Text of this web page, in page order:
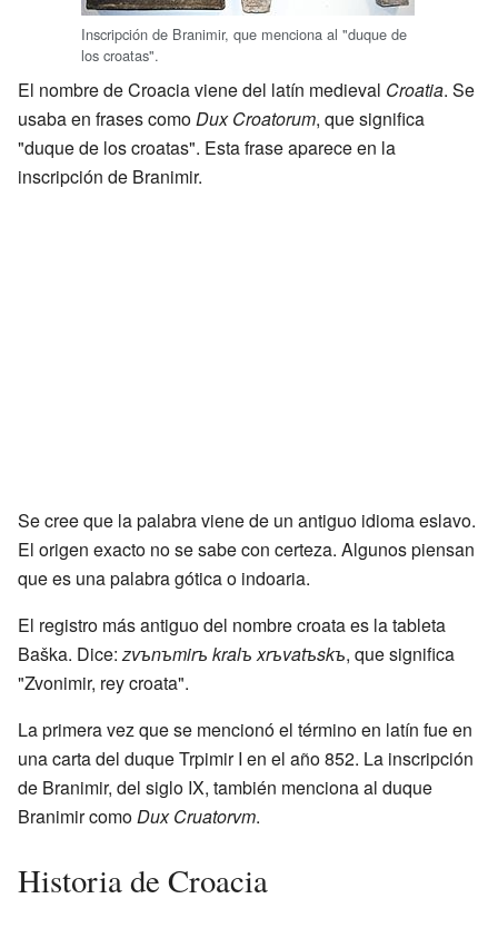
Inscripción de Branimir, que menciona al "duque de
los croatas".
El nombre de Croacia viene del latín medieval Croatia. Se
usaba en frases comoDux Croatorum, que significa
"duque de los croatas". Esta frase aparece en la
inscripción de Branimir.
Se cree que la palabra viene de un antiguo idioma eslavo.
El origen exacto no se sabe con certeza. Algunos piensan
que es una palabra gótica o indoaria.
El registro más antiguo del nombre croata es la tableta
Baška. Dice:zvъnъmirъ kralъ xrъvatъskъ, que significa
"Zvonimir, rey croata".
La primera vez que se mencionó el término en latín fue en
una carta del duque Trpimir I en el año 852. La inscripción
de Branimir, del siglo IX, también menciona al duque
Branimir comoDux Cruatorvm.
Historia de Croacia